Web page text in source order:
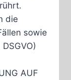
die
sowie
AUF